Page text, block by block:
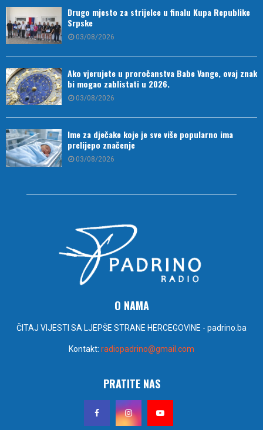
Drugo mjesto za strijelce u finalu Kupa Republike
Srpske
03/08/2026
Ako vjerujete u proročanstva Babe Vange, ovaj znak
bi mogao zablistati u 2026.
03/08/2026
Ime za dječake koje je sve više popularno ima
prelijepo značenje
03/08/2026
O NAMA
ČITAJ VIJESTI SA LJEPŠE STRANE HERCEGOVINE - padrino.ba
Kontakt: radiopadrino@gmail.com
PRATITE NAS